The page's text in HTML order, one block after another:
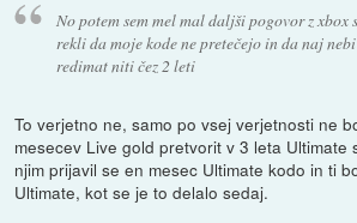
No potem sem mel mal daljši pogovor z xbox
rekli da moje kode ne pretečejo in da naj
redimat niti čez 2 leti
To verjetno ne, samo po vsej verjetnosti ne
mesecev Live gold pretvorit v 3 leta Ultimate
njim prijavil se en mesec Ultimate kodo in ti
Ultimate, kot se je to delalo sedaj.